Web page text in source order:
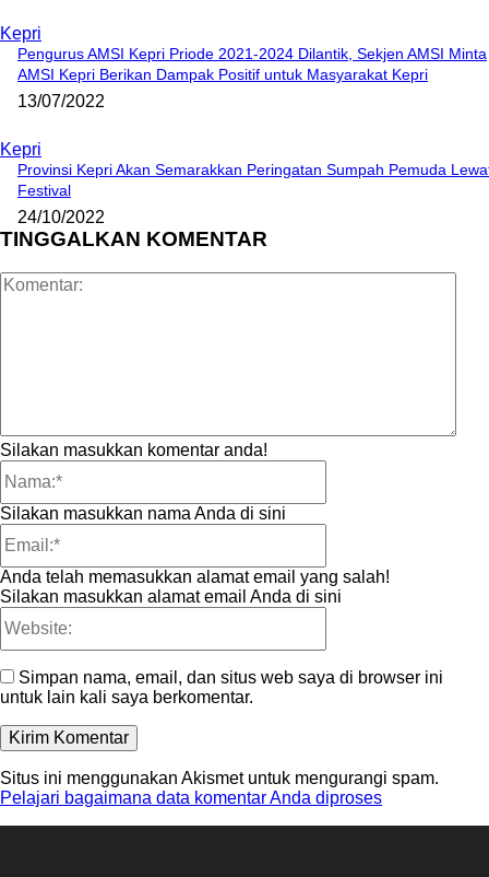
Kepri
Pengurus AMSI Kepri Priode 2021-2024 Dilantik, Sekjen AMSI Minta
AMSI Kepri Berikan Dampak Positif untuk Masyarakat Kepri
13/07/2022
Kepri
Provinsi Kepri Akan Semarakkan Peringatan Sumpah Pemuda
Festival
24/10/2022
TINGGALKAN KOMENTAR
Silakan masukkan komentar anda!
Silakan masukkan nama Anda di sini
Anda telah memasukkan alamat email yang salah!
Silakan masukkan alamat email Anda di sini
Simpan nama, email, dan situs web saya di browser ini
untuk lain kali saya berkomentar.
Situs ini menggunakan Akismet untuk mengurangi spam.
Pelajari bagaimana data komentar Anda diproses